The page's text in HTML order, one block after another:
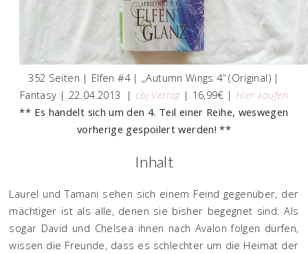
352 Seiten | Elfen #4 | „Autumn Wings 4“ (Original) |
Fantasy | 22.04.2013 | cbj Verlag | 16,99€ | Hier kaufen
** Es handelt sich um den 4. Teil einer Reihe, weswegen
vorherige gespoilert werden! **
Inhalt
Laurel und Tamani sehen sich einem Feind gegenüber, der
mächtiger ist als alle, denen sie bisher begegnet sind. Als
sogar David und Chelsea ihnen nach Avalon folgen dürfen,
wissen die Freunde, dass es schlechter um die Heimat der